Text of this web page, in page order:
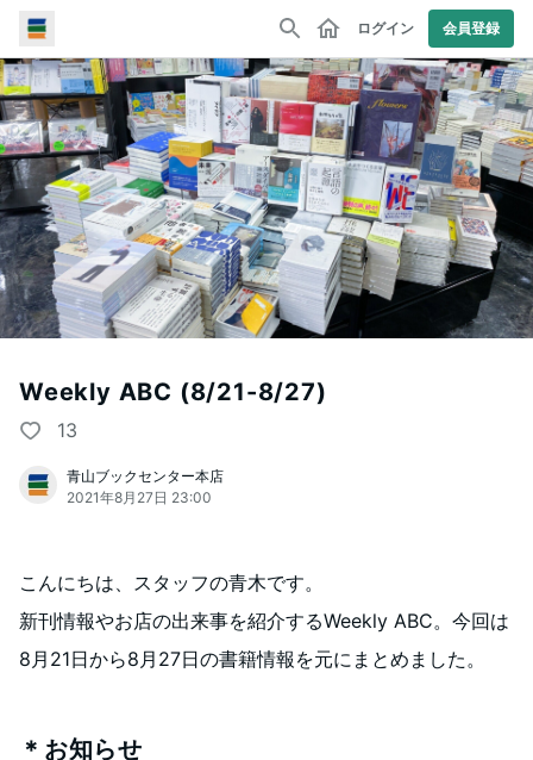
ログイン 会員登録
Weekly ABC (8/21-8/27)
13
青山ブックセンター本店
2021年8月27日 23:00
こんにちは、スタッフの青木です。
新刊情報やお店の出来事を紹介するWeekly ABC。今回は
8月21日から8月27日の書籍情報を元にまとめました。
＊お知らせ